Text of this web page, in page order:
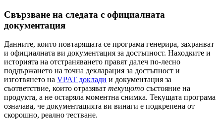
Свързване на следата с официалната
документация
Данните, които повтарящата се програма генерира, захранват
и официалната ви документация за достъпност. Находките и
историята на отстраняването правят далеч по-лесно
поддържането на точна декларация за достъпност и
изготвянето на VPAT доклади и документация за
съответствие, които отразяват текущото състояние на
продукта, а не остаряла моментна снимка. Текущата програма
означава, че документацията ви винаги е подкрепена от
скорошно, реално тестване.